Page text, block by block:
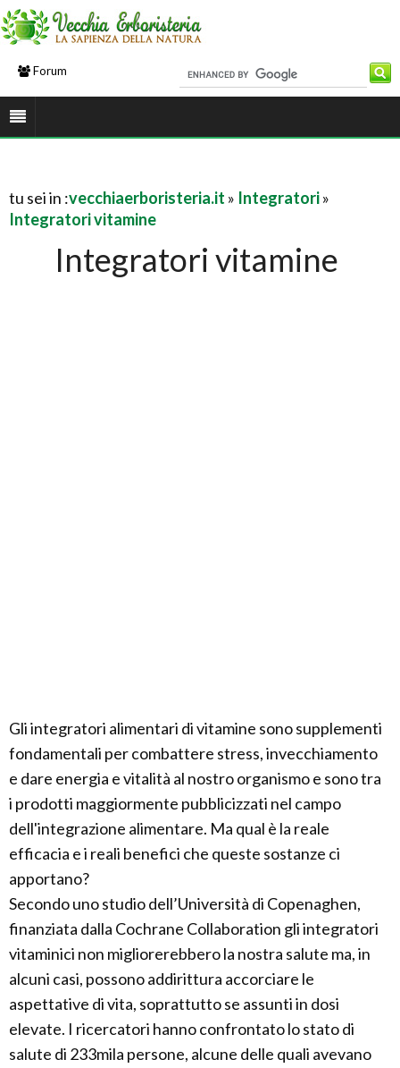
Forum
tu sei in :vecchiaerboristeria.it » Integratori»
Integratori vitamine
Integratori vitamine
Gli integratori alimentari di vitamine sono supplementi
fondamentali per combattere stress, invecchiamento
e dare energia e vitalità al nostro organismo e sono tra
i prodotti maggiormente pubblicizzati nel campo
dell'integrazione alimentare. Ma qual è la reale
efficacia e i reali benefici che queste sostanze ci
apportano?
Secondo uno studio dell’Università di Copenaghen,
finanziata dalla Cochrane Collaboration gli integratori
vitaminici non migliorerebbero la nostra salute ma, in
alcuni casi, possono addirittura accorciare le
aspettative di vita, soprattutto se assunti in dosi
elevate. I ricercatori hanno confrontato lo stato di
salute di 233mila persone, alcune delle quali avevano